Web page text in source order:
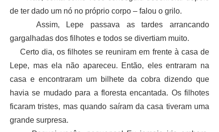
de ter dado um nó no próprio corpo – falou o grilo.
Assim, Lepe passava as tardes arrancando
gargalhadas dos filhotes e todos se divertiam muito.
Certo dia, os filhotes se reuniram em frente à casa de
Lepe, mas ela não apareceu. Então, eles entraram na
casa e encontraram um bilhete da cobra dizendo que
havia se mudado para a floresta encantada. Os filhotes
ficaram tristes, mas quando saíram da casa tiveram uma
grande surpresa.